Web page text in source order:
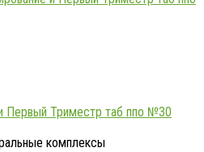
Первый Триместр таб ппо №30
комплексы